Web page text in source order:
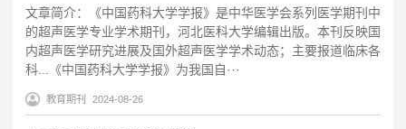
文章简介：《中国药科大学学报》是中华医学会系列医学期刊中
的超声医学专业学术期刊，河北医科大学编辑出版。本刊反映国
内超声医学研究进展及国外超声医学学术动态；主要报道临床各
科...《中国药科大学学报》为我国自···
教育期刊 2024-08-26